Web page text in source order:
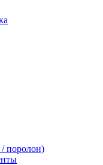
поролон)